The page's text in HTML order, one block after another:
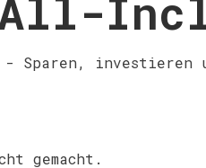
Sparen, investieren
gemacht.